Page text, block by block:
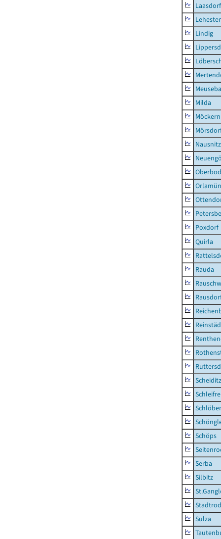
Laasdorf
Lindig
Milda
Möckern
Nausnitz
Poxdorf
Quirla
Rauda
Scheiditz
Schöps
Serba
Silbitz
Sulza